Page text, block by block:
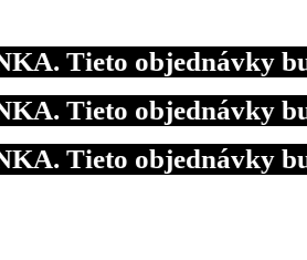
objednávky budú
objednávky budú
objednávky budú